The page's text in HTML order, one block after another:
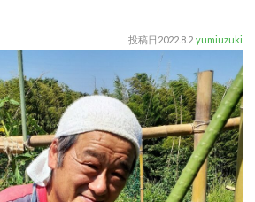
投稿日 2022.8.2 yumiuzuki